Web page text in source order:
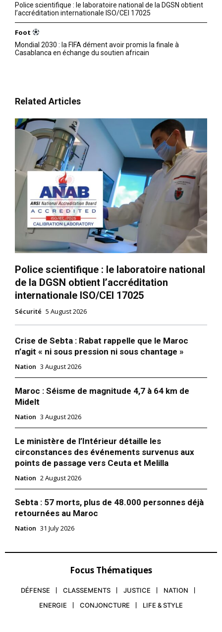
Police scientifique : le laboratoire national de la DGSN obtient
l’accréditation internationale ISO/CEI 17025
Foot
Mondial 2030 : la FIFA dément avoir promis la finale à
Casablanca en échange du soutien africain
Related Articles
Police scientifique : le laboratoire national
de la DGSN obtient l’accréditation
internationale ISO/CEI 17025
Sécurité 5 August 2026
Crise de Sebta : Rabat rappelle que le Maroc
n’agit « ni sous pression ni sous chantage »
Nation 3 August 2026
Maroc : Séisme de magnitude 4,7 à 64 km de
Midelt
Nation 3 August 2026
Le ministère de l’Intérieur détaille les
circonstances des événements survenus aux
points de passage vers Ceuta et Melilla
Nation 2 August 2026
Sebta : 57 morts, plus de 48.000 personnes déjà
retournées au Maroc
Nation 31 July 2026
Focus Thématiques
DÉFENSE CLASSEMENTS JUSTICE
NATION
ENERGIE
CONJONCTURE LIFE & STYLE